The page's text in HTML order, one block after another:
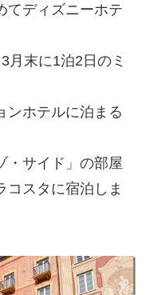
てディズニーホテ
月末に1泊2日のミ
ンホテルに泊まる
・サイド」の部屋
コスタに宿泊しま